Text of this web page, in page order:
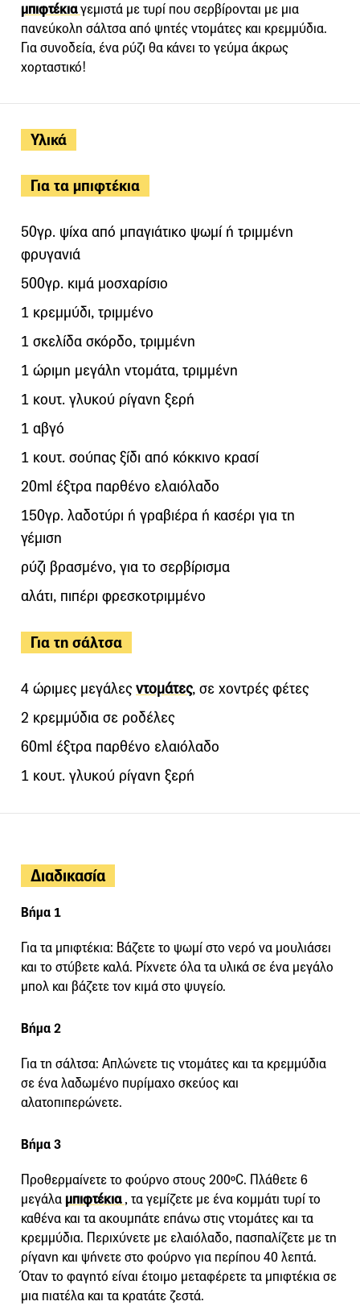
Υλικά
Για τα μπιφτέκια
50γρ. ψίχα από μπαγιάτικο ψωμί ή τριμμένη
φρυγανιά
500γρ. κιμά μοσχαρίσιο
1 κρεμμύδι, τριμμένο
1 σκελίδα σκόρδο, τριμμένη
1 ώριμη μεγάλη ντομάτα, τριμμένη
1 κουτ. γλυκού ρίγανη ξερή
1 αβγό
1 κουτ. σούπας ξίδι από κόκκινο κρασί
20ml έξτρα παρθένο ελαιόλαδο
150γρ. λαδοτύρι ή γραβιέρα ή κασέρι για τη
γέμιση
ρύζι βρασμένο, για το σερβίρισμα
αλάτι, πιπέρι φρεσκοτριμμένο
Για τη σάλτσα
4 ώριμες μεγάλες ντομάτες, σε χοντρές φέτες
2 κρεμμύδια σε ροδέλες
60ml έξτρα παρθένο ελαιόλαδο
1 κουτ. γλυκού ρίγανη ξερή
μπιφτέκιαγεμιστά με τυρί που σερβίρονται με μια
πανεύκολη σάλτσα από ψητές ντομάτες και κρεμμύδια.
Για συνοδεία, ένα ρύζι θα κάνει το γεύμα άκρως
χορταστικό!
Διαδικασία
Βήμα 1
Για τα μπιφτέκια: Βάζετε το ψωμί στο νερό να μουλιάσει
και το στύβετε καλά. Ρίχνετε όλα τα υλικά σε ένα μεγάλο
μπολ και βάζετε τον κιμά στο ψυγείο.
Βήμα 2
Για τη σάλτσα: Απλώνετε τις ντομάτες και τα κρεμμύδια
σε ένα λαδωμένο πυρίμαχο σκεύος και
αλατοπιπερώνετε.
Βήμα 3
Προθερμαίνετε το φούρνο στους 200ºC. Πλάθετε 6
μεγάλα μπιφτέκια, τα γεμίζετε με ένα κομμάτι τυρί το
καθένα και τα ακουμπάτε επάνω στις ντομάτες και τα
κρεμμύδια. Περιχύνετε με ελαιόλαδο, πασπαλίζετε με τη
ρίγανη και ψήνετε στο φούρνο για περίπου 40 λεπτά.
Όταν το φαγητό είναι έτοιμο μεταφέρετε τα μπιφτέκια σε
μια πιατέλα και τα κρατάτε ζεστά.